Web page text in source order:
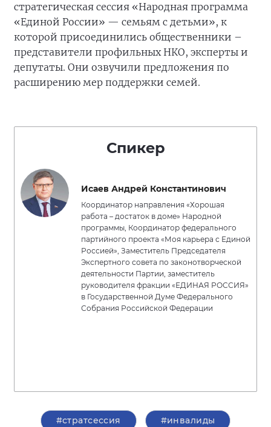
стратегическая сессия «Народная программа
«Единой России» — семьям с детьми», к
которой присоединились общественники –
представители профильных НКО, эксперты и
депутаты. Они озвучили предложения по
расширению мер поддержки семей.
Спикер
Исаев Андрей Константинович
Координатор направления «Хорошая
работа – достаток в доме» Народной
программы, Координатор федерального
партийного проекта «Моя карьера с Единой
Россией», Заместитель Председателя
Экспертного совета по законотворческой
деятельности Партии, заместитель
руководителя фракции «ЕДИНАЯ РОССИЯ»
в Государственной Думе Федерального
Собрания Российской Федерации
#стратсессия #инвалиды